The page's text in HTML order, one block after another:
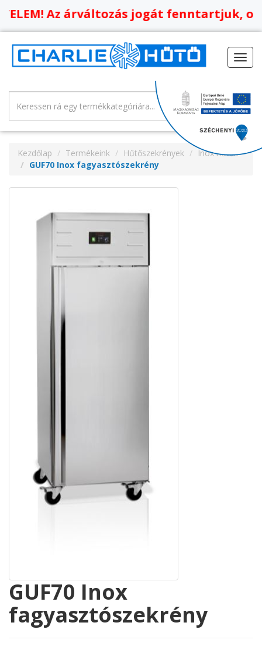
Az árváltozás jogát fenntartjuk,
Kezdőlap Termékeink Hűtőszekrények
Inox hűtők
GUF70 Inox fagyasztószekrény
GUF70 Inox
fagyasztószekrény